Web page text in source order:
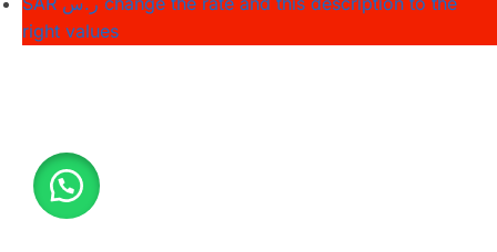
right values